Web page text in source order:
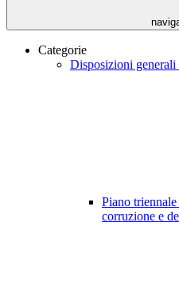
Categorie
Disposizioni generali
Piano
corruzione e